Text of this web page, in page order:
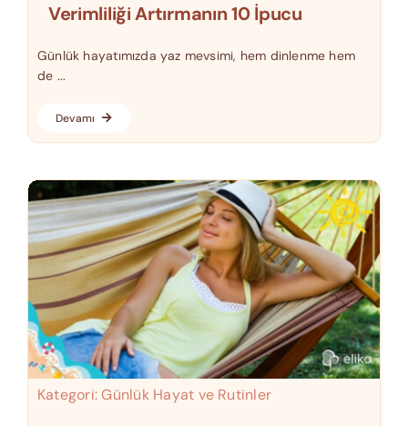
Verimliliği Artırmanın 10 İpucu
Günlük hayatımızda yaz mevsimi, hem dinlenme hem
de ...
Devamı
Kategori:Günlük Hayat ve Rutinler